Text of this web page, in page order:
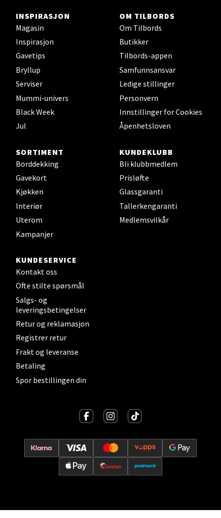
INSPIRASJON
Magasin
Inspirasjon
Gavetips
Bryllup
Serviser
Mummi-univers
Black Week
Jul
OM TILBORDS
Om Tilbords
Butikker
Tilbords-appen
Samfunnsansvar
Ledige stillinger
Personvern
Innstillinger for Cookies
Åpenhetsloven
SORTIMENT
Borddekking
Gavekort
Kjøkken
Interiør
Uterom
Kampanjer
KUNDEKLUBB
Bli klubbmedlem
Prisløfte
Glassgaranti
Tallerkengaranti
Medlemsvilkår
KUNDESERVICE
Kontakt oss
Ofte stilte spørsmål
Salgs- og
leveringsbetingelser
Retur og reklamasjon
Registrer retur
Frakt og leveranse
Betaling
Spor bestillingen din
Sjøfartsgata 2, 7714 Steinkjer
Åpent i dag 10-20
0 i butikk
Åpent i dag 10-17
0 i butikk
Velg
Vitaminveien 7 - 9, 0485 Oslo
Åpent i dag 10-21
0 i butikk
Lillehammer - Strandtorget
Åpent i dag 09-20
Velg